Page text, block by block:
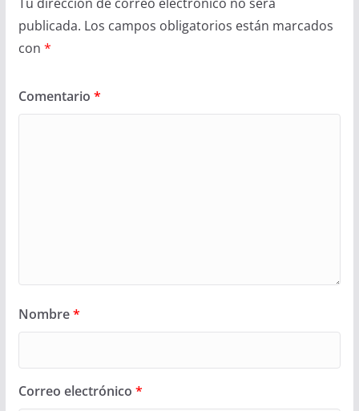
publicada. Los campos obligatorios están marcados
con *
Comentario *
Nombre*
Correo electrónico *